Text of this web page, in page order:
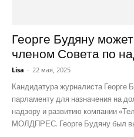
Георге Будяну
членом Совета по
Lisa - 22 мая, 2025
Кандидатура журналиста Георге
парламенту для назначения на
надзору и развитию компании
МОЛДПРЕС. Георге Будяну был